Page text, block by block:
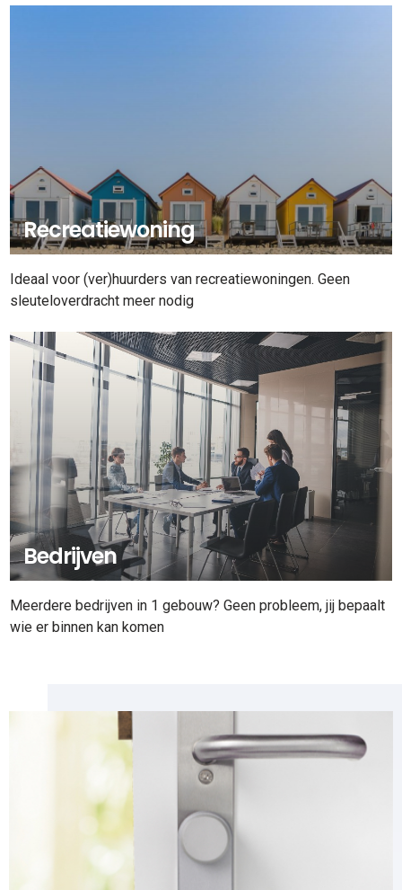
Recreatiewoning
Ideaal voor (ver)huurders van recreatiewoningen. Geen
sleuteloverdracht meer nodig
Bedrijven
Meerdere bedrijven in 1 gebouw? Geen probleem, jij bepaalt
wie er binnen kan komen